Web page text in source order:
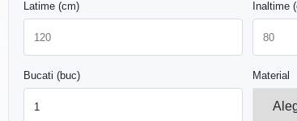
Latime (cm) Inaltime
Bucati (buc) Material